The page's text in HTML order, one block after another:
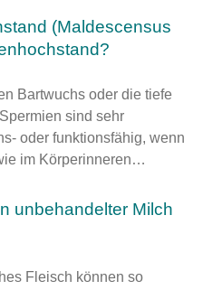
(Maldescensus
Bartwuchs oder die tiefe
sind sehr
oder funktionsfähig, wenn
im Körperinneren…
unbehandelter Milch
Fleisch können so